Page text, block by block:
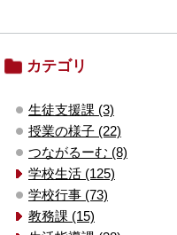
カテゴリ
生徒支援課 (3)
授業の様子 (22)
つながるーむ (8)
学校生活 (125)
学校行事 (73)
教務課 (15)